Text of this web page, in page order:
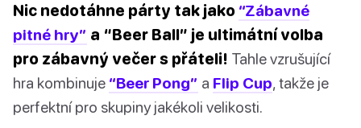
Nic nedotáhne párty tak jako “Zábavné
pitné hry” a “Beer Ball” je ultimátní volba
pro zábavný večer s přáteli! Tahle vzrušující
hra kombinuje “Beer Pong” a Flip Cup, takže je
perfektní pro skupiny jakékoli velikosti.